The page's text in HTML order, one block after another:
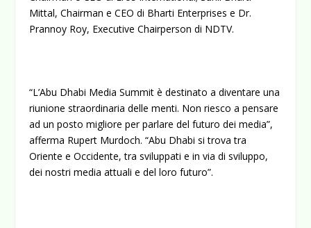
Mittal, Chairman e CEO di Bharti Enterprises e Dr.
Prannoy Roy, Executive Chairperson di NDTV.
“L’Abu Dhabi Media Summit è destinato a diventare una
riunione straordinaria delle menti. Non riesco a pensare
ad un posto migliore per parlare del futuro dei media”,
afferma Rupert Murdoch. “Abu Dhabi si trova tra
Oriente e Occidente, tra sviluppati e in via di sviluppo,
dei nostri media attuali e del loro futuro”.